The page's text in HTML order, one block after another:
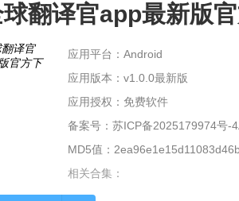
翻译官app最新版
应用平台：Android
应用版本：v1.0.0最新版
应用授权：免费软件
备案号： 苏ICP备2025179974号-
MD5值：
相关合集：